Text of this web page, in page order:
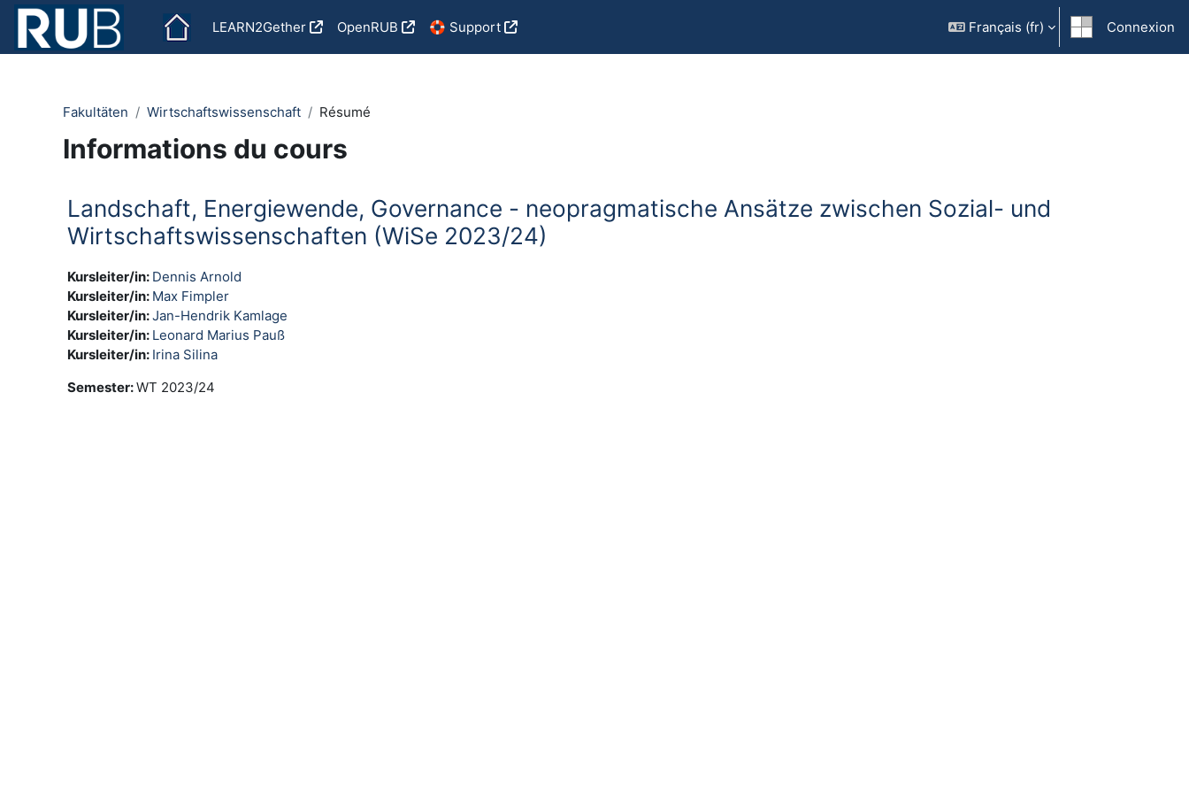
Passer au contenu principal
LEARN2Gether
OpenRUB 🛟 Support Français ‎(fr)‎ Connexion
Fakultäten Wirtschaftswissenschaft Résumé
Informations du cours
Landschaft, Energiewende, Governance - neopragmatische Ansätze zwischen Sozial- und
Wirtschaftswissenschaften (WiSe 2023/24)
Kursleiter/in: Dennis Arnold
Kursleiter/in: Max Fimpler
Kursleiter/in:Jan-Hendrik Kamlage
Kursleiter/in: Leonard Marius Pauß
Kursleiter/in: Irina Silina
Semester:WT 2023/24